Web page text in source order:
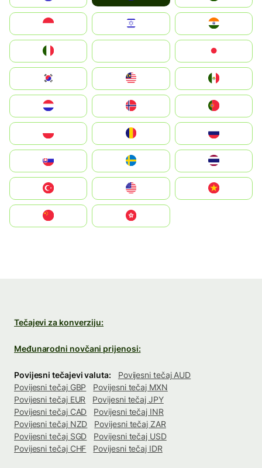
South Korea
United States
中國香港特別行政區
Tečajevi za konverziju:
Međunarodni novčani prijenosi:
Povijesni tečajevi valuta:
Povijesni tečaj AUD
Povijesni tečaj GBP
Povijesni tečaj MXN
Povijesni tečaj EUR
Povijesni tečaj JPY
Povijesni tečaj CAD
Povijesni tečaj INR
Povijesni tečaj NZD
Povijesni tečaj ZAR
Povijesni tečaj SGD
Povijesni tečaj USD
Povijesni tečaj CHF
Povijesni tečaj IDR